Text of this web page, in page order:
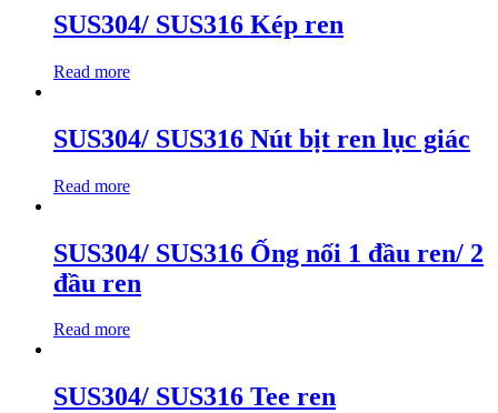
SUS304/ SUS316 Kép ren
Read more
SUS304/ SUS316 Nút bịt ren lục giác
Read more
SUS304/ SUS316 Ống nối 1 đầu ren/ 2
đầu ren
Read more
SUS304/ SUS316 Tee ren